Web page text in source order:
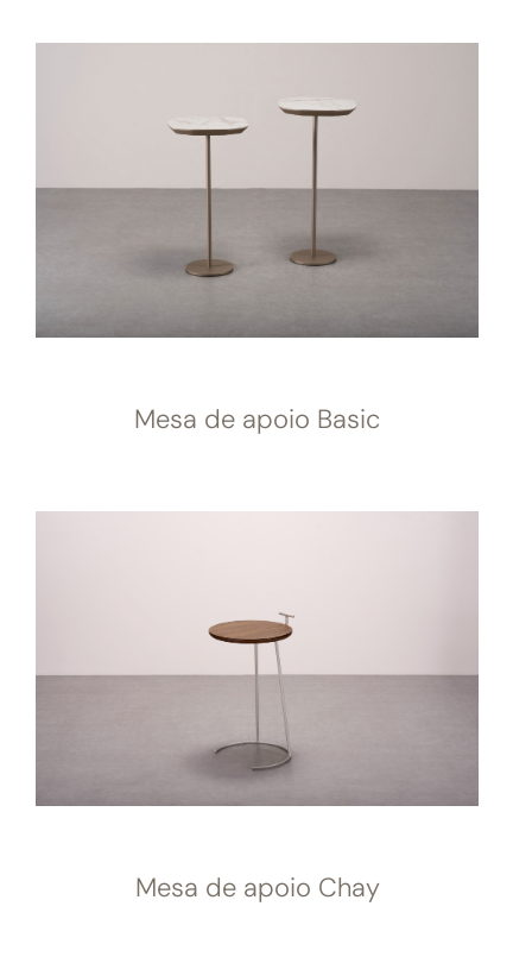
Mesa de apoio Basic
Mesa de apoio Chay